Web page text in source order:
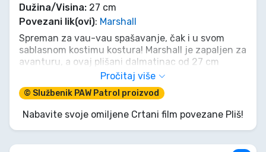
Dužina/Visina: 27 cm
Povezani lik(ovi): Marshall
Spreman za vau-vau spašavanje, čak i u svom
sablasnom kostimu kostura! Marshall je zapaljen za
avanturu, a ovaj plišani dalmatinac od 27 cm
spreman je za misije za Noć vještica ili
cjelogodišnje maženje. Neka te njegov koštunjavi
izgled ne zavara; ispod fora rendgenskog dizajna
krije se isti hrabri, odani (i mrvicu nespretni!) junak
kojeg poznaješ i voliš. Dovedi Kosturka Marshalla
kući i neka maštovite igre počnu!
Pročitaj više
© Službenik PAW Patrol proizvod
Nabavite svoje omiljene Crtani film povezane Pliš!